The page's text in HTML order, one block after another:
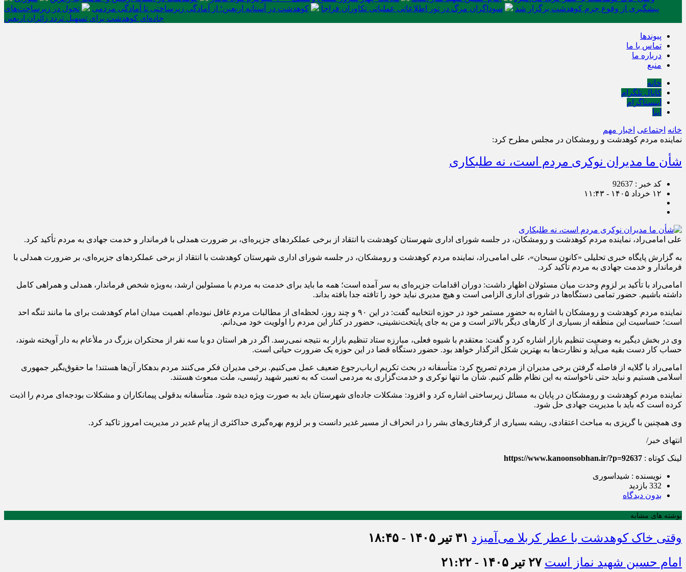
پیشگیری از وقوع جرم کوهدشت برگزار شد
سوداگران مرگ در تور اطلاعاتی عملیاتی تکاوران فراجا کوهدشت در آستانه اربعین؛ از آمادگی زیرساختی تا آمادگی مردمی
تحول در زیرساخت‌های
جاده‌ای کوهدشت برای تسهیل تردد زائران اربعین
پیوندها
تماس با ما
درباره ما
منبع
خانه
کانال تلگرام
اینستاگرام
ایتا
خانه اجتماعی اخبار مهم
نماینده مردم کوهدشت و رومشکان در مجلس مطرح کرد:
شأن ما مدیران نوکری مردم است، نه طلبکاری
کد خبر : 92637
۱۲ خرداد ۱۴۰۵ - ۱۱:۴۳
علی امامی‌راد، نماینده مردم کوهدشت و رومشکان، در جلسه شورای اداری شهرستان کوهدشت با انتقاد از برخی عملکردهای جزیره‌ای، بر ضرورت همدلی با فرماندار و خدمت جهادی به مردم تأکید کرد.
به گزارش پایگاه خبری تحلیلی «کانون سبحان»، علی امامی‌راد، نماینده مردم کوهدشت و رومشکان، در جلسه شورای اداری شهرستان کوهدشت با انتقاد از برخی عملکردهای جزیره‌ای، بر ضرورت همدلی با
فرماندار و خدمت جهادی به مردم تأکید کرد.
امامی‌راد با تأکید بر لزوم وحدت میان مسئولان اظهار داشت: دوران اقدامات جزیره‌ای به سر آمده است؛ همه ما باید برای خدمت به مردم با مسئولین ارشد، به‌ویژه شخص فرماندار، همدلی و همراهی کامل
داشته باشیم. حضور تمامی دستگاه‌ها در شورای اداری الزامی است و هیچ مدیری نباید خود را تافته جدا بافته بداند.
نماینده مردم کوهدشت و رومشکان با اشاره به حضور مستمر خود در حوزه انتخابیه گفت: در این ۹۰ و چند روز، لحظه‌ای از مطالبات مردم غافل نبوده‌ام. اهمیت میدان امام کوهدشت برای ما مانند تنگه احد
است؛ حساسیت این منطقه از بسیاری از کارهای دیگر بالاتر است و من به جای پایتخت‌نشینی، حضور در کنار این مردم را اولویت خود می‌دانم.
وی در بخش دیگیر به وضعیت تنظیم بازار اشاره کرد و گفت: معتقدم با شیوه فعلی، مبارزه ستاد تنظیم بازار به نتیجه نمی‌رسد. اگر در هر استان دو یا سه نفر از محتکران بزرگ در ملأعام به دار آویخته شوند،
حساب کار دست بقیه می‌آید و نظارت‌ها به بهترین شکل اثرگذار خواهد بود. حضور دستگاه قضا در این حوزه یک ضرورت حیاتی است.
امامی‌راد با گلایه از فاصله گرفتن برخی مدیران از مردم تصریح کرد: متأسفانه در بحث تکریم ارباب‌رجوع ضعیف عمل می‌کنیم. برخی مدیران فکر می‌کنند مردم بدهکار آن‌ها هستند! ما حقوق‌بگیر جمهوری
اسلامی هستیم و نباید حتی ناخواسته به این نظام ظلم کنیم. شأن ما تنها نوکری و خدمت‌گزاری به مردمی است که به تعبیر شهید رئیسی، ملت مبعوث هستند.
نماینده مردم کوهدشت و رومشکان در پایان به مسائل زیرساختی اشاره کرد و افزود: مشکلات جاده‌ای شهرستان باید به صورت ویژه دیده شود. متأسفانه بدقولی پیمانکاران و مشکلات بودجه‌ای مردم را اذیت
کرده است که باید با مدیریت جهادی حل شود.
وی همچنین با گریزی به مباحث اعتقادی، ریشه بسیاری از گرفتاری‌های بشر را در انحراف از مسیر غدیر دانست و بر لزوم بهره‌گیری حداکثری از پیام غدیر در مدیریت امروز تاکید کرد.
انتهای خبر/
لینک کوتاه : https://www.kanoonsobhan.ir/?p=92637
نویسنده : شیداسوری
332 بازدید
بدون دیدگاه
نوشته های مشابه
وقتی خاک کوهدشت با عطر کربلا می‌آمیزد ۳۱ تیر ۱۴۰۵ - ۱۸:۴۵
امام حسین شهید نماز است ۲۷ تیر ۱۴۰۵ - ۲۱:۲۲